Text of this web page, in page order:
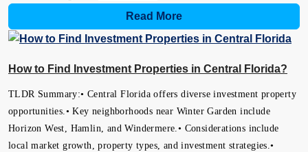
Read More
How to Find Investment Properties in Central Florida?
TLDR Summary:• Central Florida offers diverse investment property
opportunities.• Key neighborhoods near Winter Garden include
Horizon West, Hamlin, and Windermere.• Considerations include
local market growth, property types, and investment strategies.•